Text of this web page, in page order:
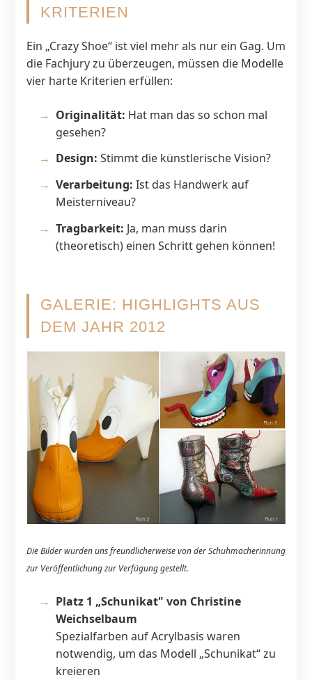
KRITERIEN
Ein „Crazy Shoe“ ist viel mehr als nur ein Gag. Um
die Fachjury zu überzeugen, müssen die Modelle
vier harte Kriterien erfüllen:
Originalität: Hat man das so schon mal
gesehen?
Design: Stimmt die künstlerische Vision?
Verarbeitung: Ist das Handwerk auf
Meisterniveau?
Tragbarkeit: Ja, man muss darin
(theoretisch) einen Schritt gehen können!
GALERIE: HIGHLIGHTS AUS
DEM JAHR 2012
Die Bilder wurden uns freundlicherweise von der Schuhmacherinnung
zur Veröffentlichung zur Verfügung gestellt.
​Platz 1 „Schunikat" von Christine
Weichselbaum
Spezialfarben auf Acrylbasis waren
notwendig, um das Modell „Schunikat“ zu
kreieren